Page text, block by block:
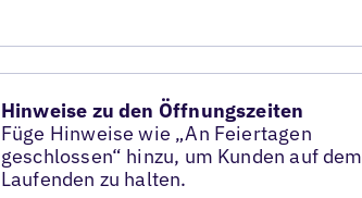
Hinweise zu den Öffnungszeiten
Füge Hinweise wie „An Feiertagen
geschlossen“ hinzu, um Kunden auf dem
Laufenden zu halten.